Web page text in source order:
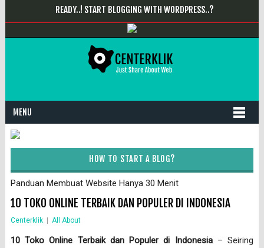
READY..! START BLOGGING WITH WORDPRESS..?
MENU
HOW TO START A BLOG?
Panduan Membuat Website Hanya 30 Menit
10 TOKO ONLINE TERBAIK DAN POPULER DI INDONESIA
Centerklik All About
10 Toko Online Terbaik dan Populer di Indonesia– Seiring